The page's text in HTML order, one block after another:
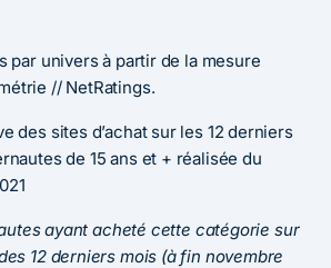
par univers à partir de la mesure
// NetRatings.
des sites d’achat sur les 12 derniers
de 15 ans et + réalisée du
ayant acheté cette catégorie sur
12 derniers mois (à fin novembre